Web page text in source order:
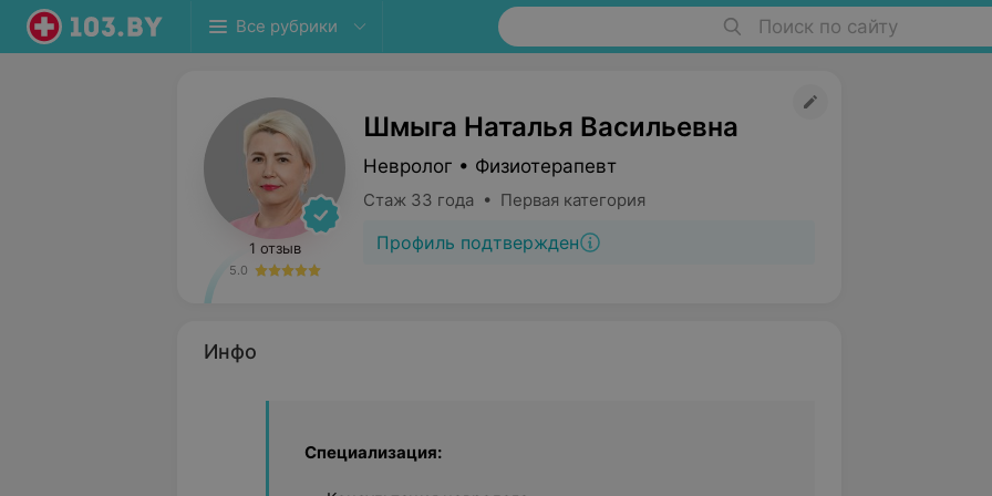
Все рубрики Поиск по сайту
1 отзыв
5.0
Шмыга Наталья Васильевна
Невролог • Физиотерапевт
Стаж 33 года • Первая категория
Профиль подтвержден
Инфо
Специализация: